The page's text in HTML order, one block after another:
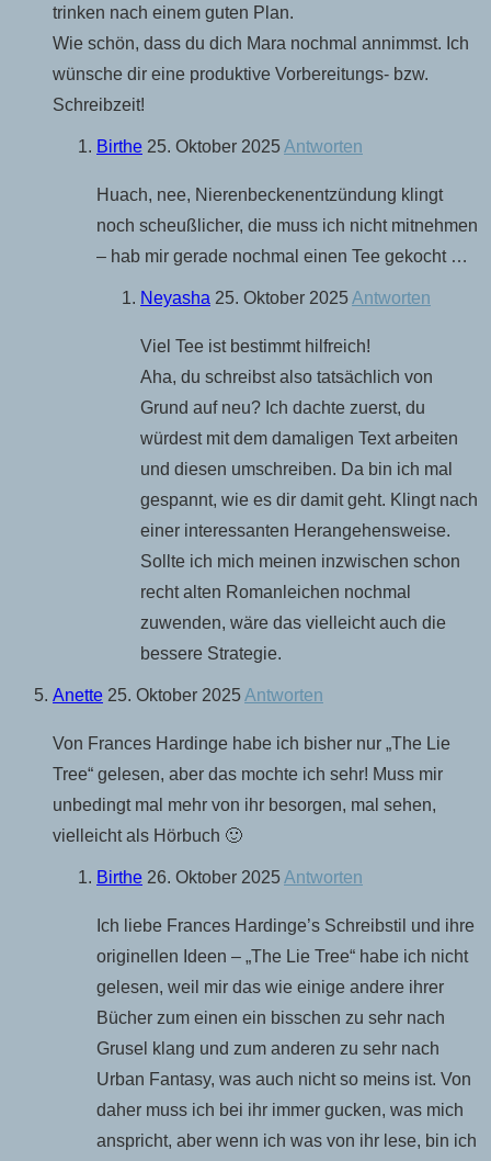
trinken nach einem guten Plan.
Wie schön, dass du dich Mara nochmal annimmst. Ich
wünsche dir eine produktive Vorbereitungs- bzw.
Schreibzeit!
Birthe 25. Oktober 2025Antworten
Huach, nee, Nierenbeckenentzündung klingt
noch scheußlicher, die muss ich nicht mitnehmen
– hab mir gerade nochmal einen Tee gekocht …
Neyasha 25. Oktober 2025Antworten
Viel Tee ist bestimmt hilfreich!
Aha, du schreibst also tatsächlich von
Grund auf neu? Ich dachte zuerst, du
würdest mit dem damaligen Text arbeiten
und diesen umschreiben. Da bin ich mal
gespannt, wie es dir damit geht. Klingt nach
einer interessanten Herangehensweise.
Sollte ich mich meinen inzwischen schon
recht alten Romanleichen nochmal
zuwenden, wäre das vielleicht auch die
bessere Strategie.
Anette 25. Oktober 2025Antworten
Von Frances Hardinge habe ich bisher nur „The Lie
Tree“ gelesen, aber das mochte ich sehr! Muss mir
unbedingt mal mehr von ihr besorgen, mal sehen,
vielleicht als Hörbuch 🙂
Birthe 26. Oktober 2025Antworten
Ich liebe Frances Hardinge’s Schreibstil und ihre
originellen Ideen – „The Lie Tree“ habe ich nicht
gelesen, weil mir das wie einige andere ihrer
Bücher zum einen ein bisschen zu sehr nach
Grusel klang und zum anderen zu sehr nach
Urban Fantasy, was auch nicht so meins ist. Von
daher muss ich bei ihr immer gucken, was mich
anspricht, aber wenn ich was von ihr lese, bin ich